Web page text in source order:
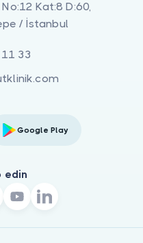
Kat:8 D:60,
/ İstanbul
33
Google Play
edin